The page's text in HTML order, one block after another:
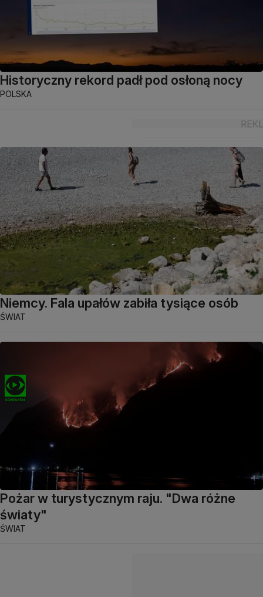
Historyczny rekord padł pod osłoną nocy
POLSKA
Niemcy. Fala upałów zabiła tysiące osób
ŚWIAT
Pożar w turystycznym raju. "Dwa różne
światy"
ŚWIAT